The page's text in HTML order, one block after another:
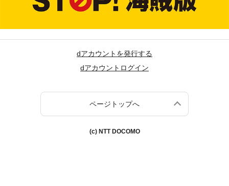
dアカウントを発行する
dアカウントログイン
ページトップへ
(c) NTT DOCOMO